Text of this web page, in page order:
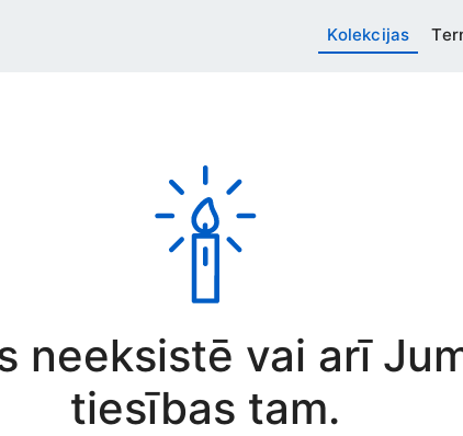
Kolekcijas
neeksistē vai arī
tiesības tam.